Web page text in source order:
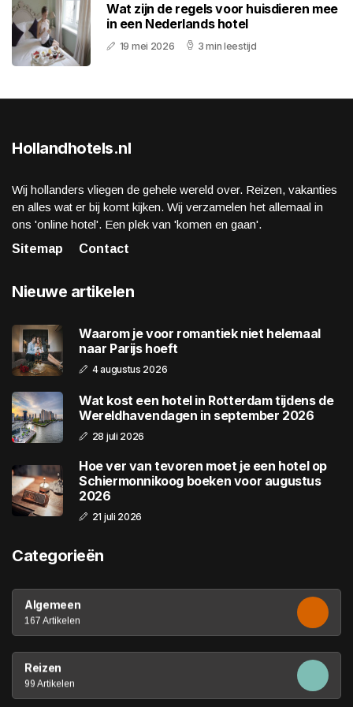
Wat zijn de regels voor huisdieren mee
in een Nederlands hotel
19 mei 2026 3 min leestijd
Hollandhotels.nl
Wij hollanders vliegen de gehele wereld over. Reizen, vakanties
en alles wat er bij komt kijken. Wij verzamelen het allemaal in
ons 'online hotel'. Een plek van 'komen en gaan'.
Sitemap
Contact
Nieuwe artikelen
Waarom je voor romantiek niet helemaal
naar Parijs hoeft
4 augustus 2026
Wat kost een hotel in Rotterdam tijdens de
Wereldhavendagen in september 2026
28 juli 2026
Hoe ver van tevoren moet je een hotel op
Schiermonnikoog boeken voor augustus
2026
21 juli 2026
Categorieën
Algemeen
167 Artikelen
Reizen
99 Artikelen